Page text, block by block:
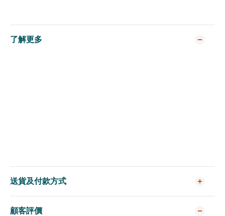
了解更多
送貨及付款方式
顧客評價